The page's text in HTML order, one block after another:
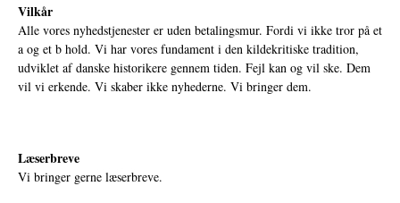
Vilkår
Alle vores nyhedstjenester er uden betalingsmur. Fordi vi ikke tror på et
a og et b hold. Vi har vores fundament i den kildekritiske tradition,
udviklet af danske historikere gennem tiden. Fejl kan og vil ske. Dem
vil vi erkende. Vi skaber ikke nyhederne. Vi bringer dem.
Læserbreve
Vi bringer gerne læserbreve.